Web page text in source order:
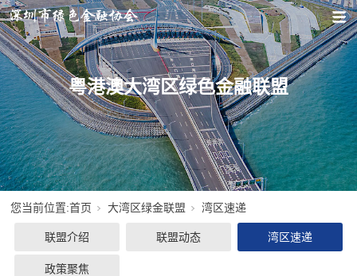
粤港澳大湾区绿色金融联盟
您当前位置:首页 大湾区绿金联盟 湾区速递
联盟介绍 联盟动态 湾区速递
政策聚焦